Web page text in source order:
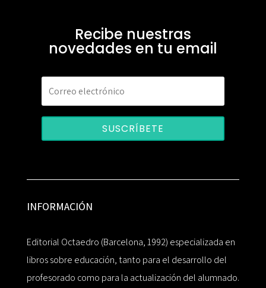
Recibe nuestras
novedades en tu email
SUSCRÍBETE
INFORMACIÓN
Editorial Octaedro (Barcelona, 1992) especializada en
libros sobre educación, tanto para el desarrollo del
profesorado como para la actualización del alumnado.